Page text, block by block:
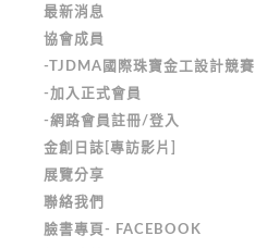
最新消息
協會成員
-TJDMA國際珠寶金工設計競賽
-加入正式會員
-網路會員註冊/登入
金創日誌[專訪影片]
展覽分享
聯絡我們
臉書專頁- FACEBOOK